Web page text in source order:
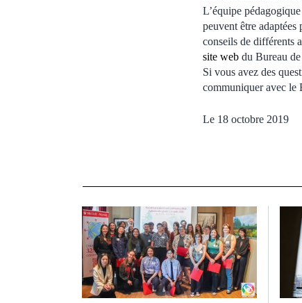
L’équipe
peuvent être
conseils de différents
site web du Bureau
Si vous avez des
communiquer avec le
Le 18 octobre 2019